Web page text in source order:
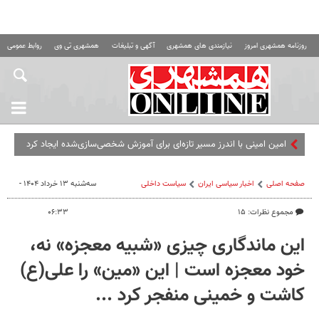
روزنامه همشهری امروز نیازمندی های همشهری آگهی و تبلیغات همشهری تی وی روابط عمومی
امین امینی با اندرز مسیر تازه‌ای برای آموزش شخصی‌سازی‌شده ایجاد کرد
صفحه اصلی اخبار سیاسی ایران سیاست داخلی
مجموع نظرات: ۱۵
سه‌شنبه ۱۳ خرداد ۱۴۰۴ -
۰۶:۳۳
این ماندگاری چیزی «‌شبیه معجزه» نه،
خود معجزه‌ است | این «‌مین» را علی‌(ع)
کاشت و خمینی منفجر کرد ...